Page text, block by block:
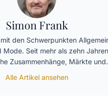
Simon Frank
den Schwerpunkten
Mode. Seit mehr als zehn
Zusammenhänge, Märkte
Alle Artikel ansehen